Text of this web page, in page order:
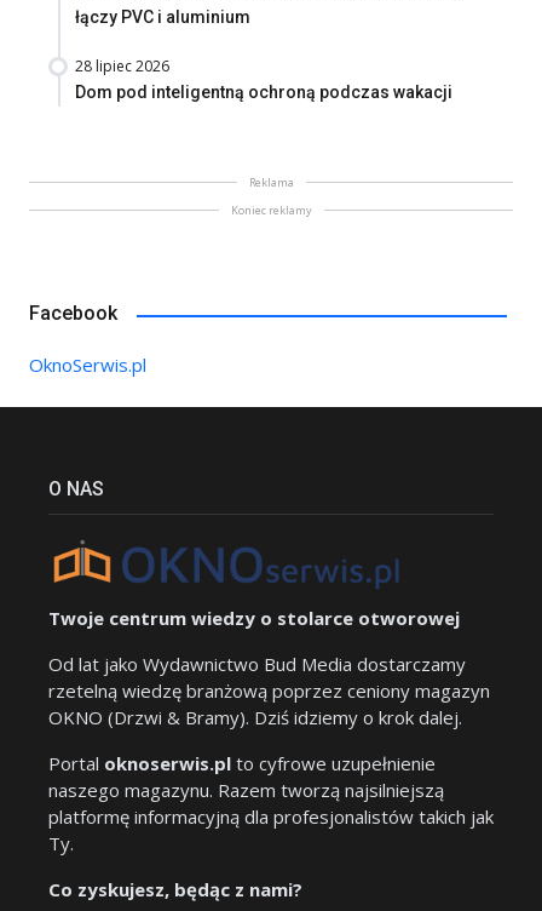
łączy PVC i aluminium
28 lipiec 2026
Dom pod inteligentną ochroną podczas wakacji
Reklama
Koniec reklamy
Facebook
OknoSerwis.pl
O NAS
Twoje centrum wiedzy o stolarce otworowej
Od lat jako Wydawnictwo Bud Media dostarczamy
rzetelną wiedzę branżową poprzez ceniony magazyn
OKNO (Drzwi & Bramy). Dziś idziemy o krok dalej.
Portal oknoserwis.pl to cyfrowe uzupełnienie
naszego magazynu. Razem tworzą najsilniejszą
platformę informacyjną dla profesjonalistów takich jak
Ty.
Co zyskujesz, będąc z nami?